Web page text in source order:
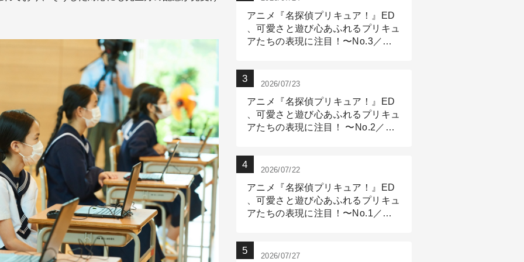
アニメ『名探偵プリキュア！』ED
、可愛さと遊び心あふれるプリキュ
アたちの表現に注目！〜No.3／ア
2026/07/23
アニメ『名探偵プリキュア！』ED
、可愛さと遊び心あふれるプリキュ
アたちの表現に注目！ 〜No.2／モ
2026/07/22
アニメ『名探偵プリキュア！』ED
、可愛さと遊び心あふれるプリキュ
アたちの表現に注目！〜No.1／演
2026/07/27